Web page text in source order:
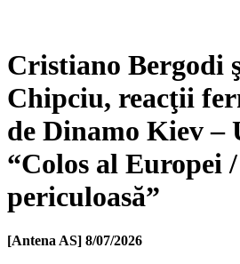
Cristiano Bergodi
Chipciu, reacţii
de Dinamo Kiev –
“Colos al Europei
periculoasă”
[Antena AS] 8/07/2026